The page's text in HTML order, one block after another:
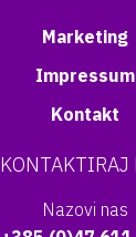
Marketing
Impressum
Kontakt
KONTAKTIRAJ
Nazovi nas